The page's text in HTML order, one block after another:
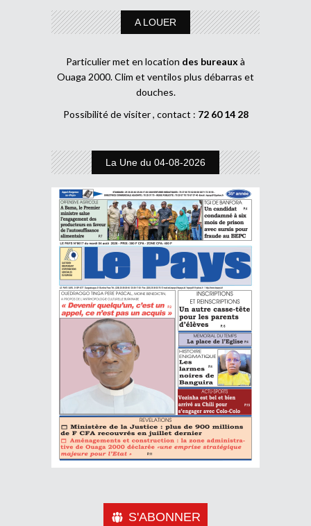
A LOUER
Particulier met en location des bureaux à
Ouaga 2000. Clim et ventilos plus débarras et
douches.
Possibilité de visiter , contact : 72 60 14 28
La Une du 04-08-2026
S'ABONNER